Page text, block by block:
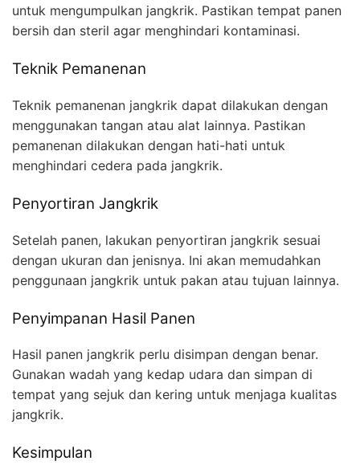
untuk mengumpulkan jangkrik. Pastikan tempat panen
bersih dan steril agar menghindari kontaminasi.
Teknik Pemanenan
Teknik pemanenan jangkrik dapat dilakukan dengan
menggunakan tangan atau alat lainnya. Pastikan
pemanenan dilakukan dengan hati-hati untuk
menghindari cedera pada jangkrik.
Penyortiran Jangkrik
Setelah panen, lakukan penyortiran jangkrik sesuai
dengan ukuran dan jenisnya. Ini akan memudahkan
penggunaan jangkrik untuk pakan atau tujuan lainnya.
Penyimpanan Hasil Panen
Hasil panen jangkrik perlu disimpan dengan benar.
Gunakan wadah yang kedap udara dan simpan di
tempat yang sejuk dan kering untuk menjaga kualitas
jangkrik.
Kesimpulan